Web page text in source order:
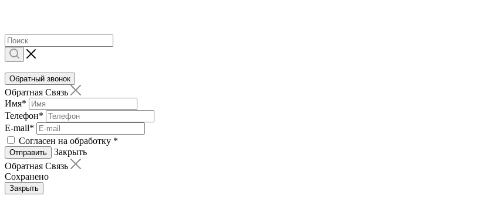
Обратный звонок
Обратная Связь
Имя*
Телефон*
E-mail*
Согласен на обработку *
Отправить
Закрыть
Обратная Связь
Сохранено
Закрыть